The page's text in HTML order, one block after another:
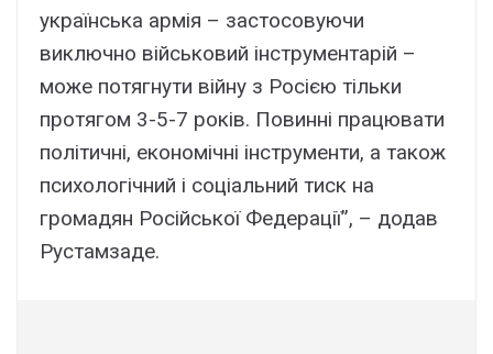
українська армія – застосовуючи
виключно військовий інструментарій –
може потягнути війну з Росією тільки
протягом 3-5-7 років. Повинні працювати
політичні, економічні інструменти, а також
психологічний і соціальний тиск на
громадян Російської Федерації”, – додав
Рустамзаде.